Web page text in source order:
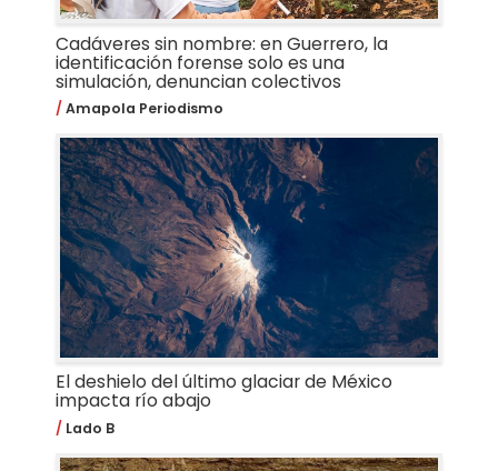
Cadáveres sin nombre: en Guerrero, la
identificación forense solo es una
simulación, denuncian colectivos
Amapola Periodismo
El deshielo del último glaciar de México
impacta río abajo
Lado B